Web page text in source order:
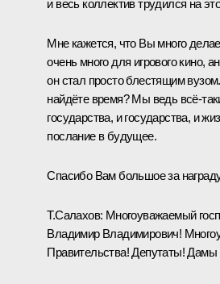
и весь коллектив трудился на
Мне кажется, что Вы много
очень много для игрового
он стал просто блестящим
найдёте время? Мы ведь
государства, и государства, и
послание в будущее.
Спасибо Вам большое за
Т.Салахов: Многоуважаемый
Владимир Владимирович!
Правительства! Депутаты! Дамы